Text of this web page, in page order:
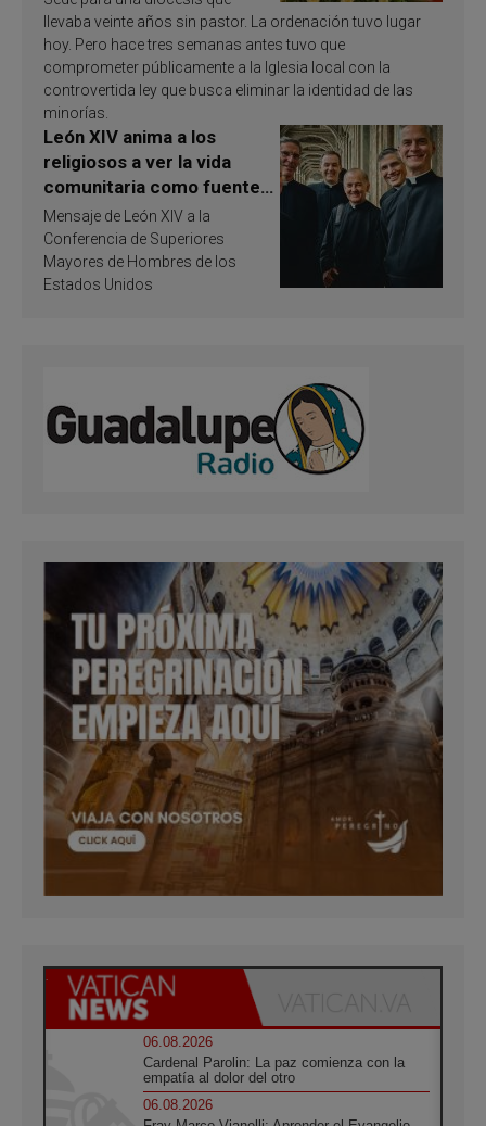
llevaba veinte años sin pastor. La ordenación tuvo lugar
hoy. Pero hace tres semanas antes tuvo que
comprometer públicamente a la Iglesia local con la
controvertida ley que busca eliminar la identidad de las
minorías.
León XIV anima a los
religiosos a ver la vida
comunitaria como fuente
de inspiración y
santificación
Mensaje de León XIV a la
Conferencia de Superiores
Mayores de Hombres de los
Estados Unidos
06.08.2026
Cardenal Parolin: La paz comienza con la
empatía al dolor del otro
06.08.2026